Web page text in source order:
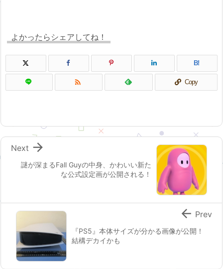
よかったらシェアしてね！
B!
 Copy
謎が深まるFall Guyの中身、かわいい新た
な公式設定画が公開される！

Next
『PS5』本体サイズが分かる画像が公開！
結構デカイかも
 Prev